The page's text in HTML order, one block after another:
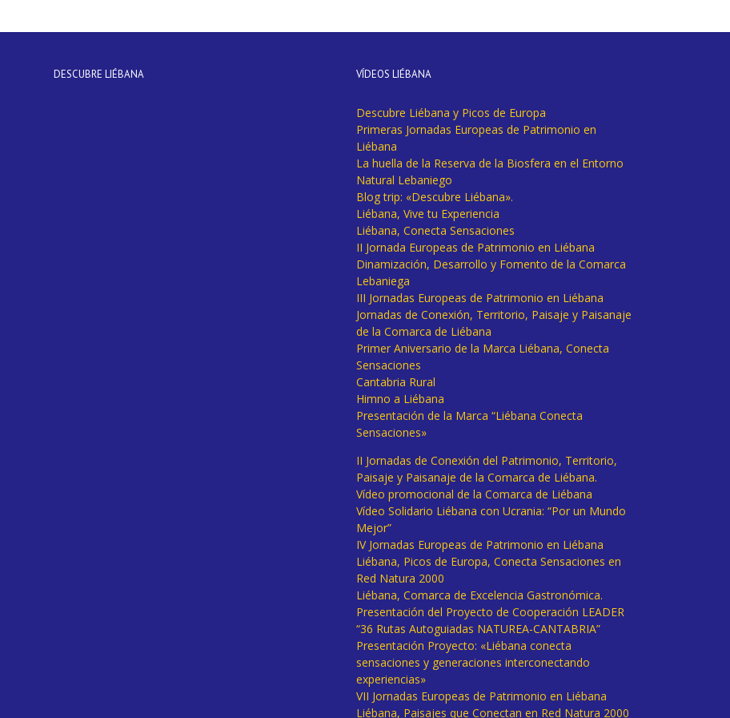
DESCUBRE LIÉBANA VÍDEOS LIÉBANA
Descubre Liébana y Picos de Europa
Primeras Jornadas Europeas de Patrimonio en
Liébana
La huella de la Reserva de la Biosfera en el Entorno
Natural Lebaniego
Blog trip: «Descubre Liébana».
Liébana, Vive tu Experiencia
Liébana, Conecta Sensaciones
II Jornada Europeas de Patrimonio en Liébana
Dinamización, Desarrollo y Fomento de la Comarca
Lebaniega
III Jornadas Europeas de Patrimonio en Liébana
Jornadas de Conexión, Territorio, Paisaje y Paisanaje
de la Comarca de Liébana
Primer Aniversario de la Marca Liébana, Conecta
Sensaciones
Cantabria Rural
Himno a Liébana
Presentación de la Marca “Liébana Conecta
Sensaciones»
II Jornadas de Conexión del Patrimonio, Territorio,
Paisaje y Paisanaje de la Comarca de Liébana.
Vídeo promocional de la Comarca de Liébana
Vídeo Solidario Liébana con Ucrania: “Por un Mundo
Mejor”
IV Jornadas Europeas de Patrimonio en Liébana
Liébana, Picos de Europa, Conecta Sensaciones en
Red Natura 2000
Liébana, Comarca de Excelencia Gastronómica.
Presentación del Proyecto de Cooperación LEADER
“36 Rutas Autoguiadas NATUREA-CANTABRIA”
Presentación Proyecto: «Liébana conecta
sensaciones y generaciones interconectando
experiencias»
VII Jornadas Europeas de Patrimonio en Liébana
Liébana, Paisajes que Conectan en Red Natura 2000